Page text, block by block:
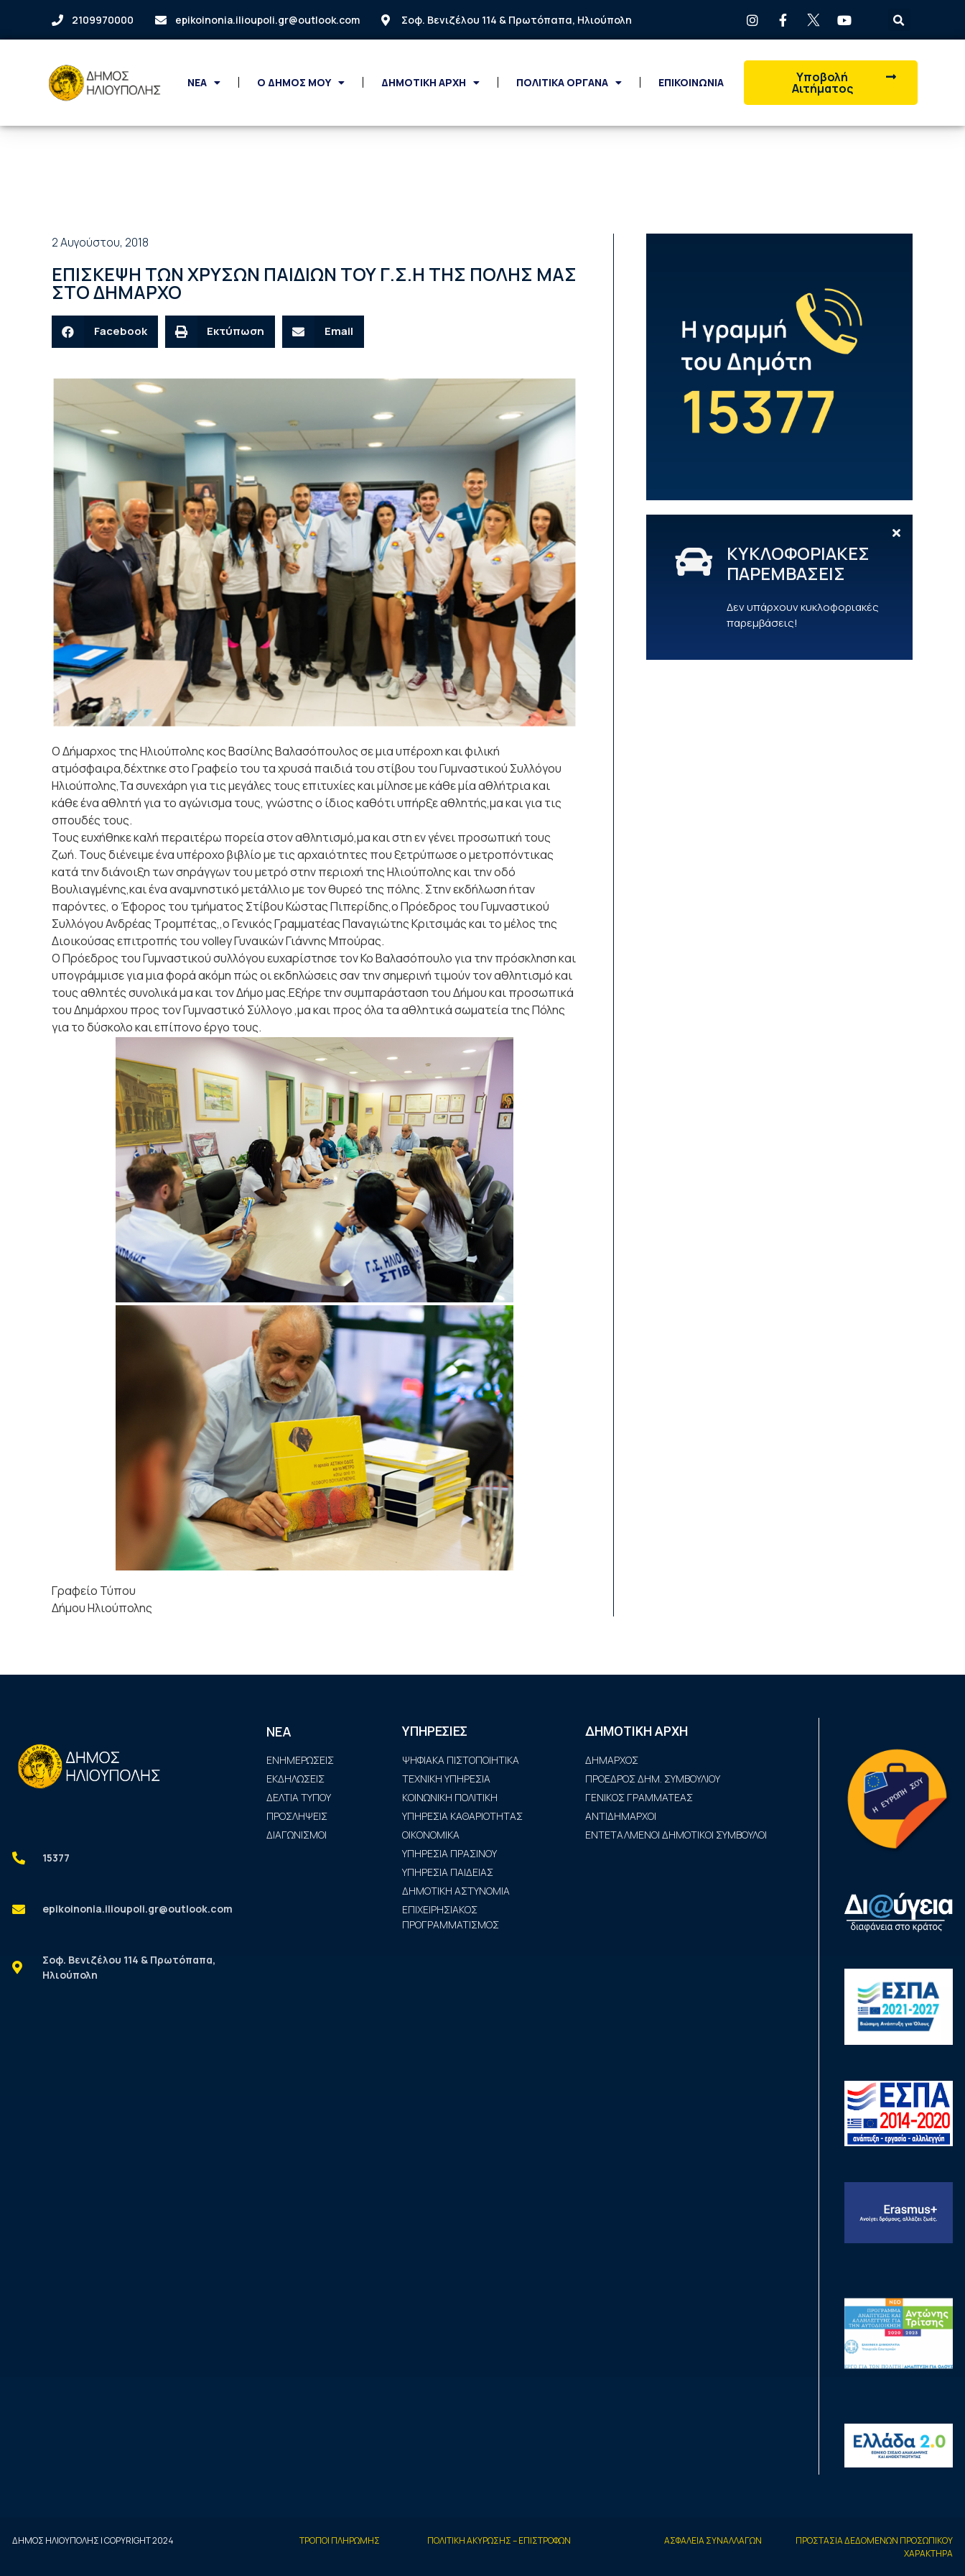
2109970000 epikoinonia.ilioupoli.gr@outlook.com Σοφ. Βενιζέλου 114 & Πρωτόπαπα, Ηλιούπολη
ΝΕΑ Ο ΔΗΜΟΣ ΜΟΥ ΔΗΜΟΤΙΚΗ ΑΡΧΗ ΠΟΛΙΤΙΚΑ ΟΡΓΑΝΑ ΕΠΙΚΟΙΝΩΝΙΑ Υποβολή
Αιτήματος
2 Αυγούστου, 2018
ΕΠΙΣΚΕΨΗ ΤΩΝ ΧΡΥΣΩΝ ΠΑΙΔΙΩΝ ΤΟΥ Γ.Σ.Η ΤΗΣ ΠΟΛΗΣ ΜΑΣ
ΣΤΟ ΔΗΜΑΡΧΟ
Facebook Εκτύπωση Email
Ο Δήμαρχος της Ηλιούπολης κος Βασίλης Βαλασόπουλος σε μια υπέροχη και φιλική
ατμόσφαιρα,δέχτηκε στο Γραφείο του τα χρυσά παιδιά του στίβου του Γυμναστικού Συλλόγου
Ηλιούπολης,Τα συνεχάρη για τις μεγάλες τους επιτυχίες και μίλησε με κάθε μία αθλήτρια και
κάθε ένα αθλητή για το αγώνισμα τους, γνώστης ο ίδιος καθότι υπήρξε αθλητής,μα και για τις
σπουδές τους.
Τους ευχήθηκε καλή περαιτέρω πορεία στον αθλητισμό,μα και στη εν γένει προσωπική τους
ζωή. Τους διένειμε ένα υπέροχο βιβλίο με τις αρχαιότητες που ξετρύπωσε ο μετροπόντικας
κατά την διάνοιξη των σηράγγων του μετρό στην περιοχή της Ηλιούπολης και την οδό
Βουλιαγμένης,και ένα αναμνηστικό μετάλλιο με τον θυρεό της πόλης. Στην εκδήλωση ήταν
παρόντες, ο Έφορος του τμήματος Στίβου Κώστας Πιπερίδης,ο Πρόεδρος του Γυμναστικού
Συλλόγου Ανδρέας Τρομπέτας,,ο Γενικός Γραμματέας Παναγιώτης Κριτσιμάς και το μέλος της
Διοικούσας επιτροπής του volley Γυναικών Γιάννης Μπούρας.
Ο Πρόεδρος του Γυμναστικού συλλόγου ευχαρίστησε τον Κο Βαλασόπουλο για την πρόσκληση και
υπογράμμισε για μια φορά ακόμη πώς οι εκδηλώσεις σαν την σημερινή τιμούν τον αθλητισμό και
τους αθλητές συνολικά μα και τον Δήμο μας.Εξήρε την συμπαράσταση του Δήμου και προσωπικά
του Δημάρχου προς τον Γυμναστικό Σύλλογο ,μα και προς όλα τα αθλητικά σωματεία της Πόλης
για το δύσκολο και επίπονο έργο τους.
Γραφείο Τύπου
Δήμου Ηλιούπολης
ΚΥΚΛΟΦΟΡΙΑΚΕΣ
ΠΑΡΕΜΒΑΣΕΙΣ
Δεν υπάρχουν κυκλοφοριακές
παρεμβάσεις!
15377
epikoinonia.ilioupoli.gr@outlook.com
Σοφ. Βενιζέλου 114 & Πρωτόπαπα,
Ηλιούπολη
ΝΕΑ
ΕΝΗΜΕΡΩΣΕΙΣ
ΕΚΔΗΛΩΣΕΙΣ
ΔΕΛΤΙΑ ΤΥΠΟΥ
ΠΡΟΣΛΗΨΕΙΣ
ΔΙΑΓΩΝΙΣΜΟΙ
ΥΠΗΡΕΣΙΕΣ
ΨΗΦΙΑΚΑ ΠΙΣΤΟΠΟΙΗΤΙΚΑ
ΤΕΧΝΙΚΗ ΥΠΗΡΕΣΙΑ
ΚΟΙΝΩΝΙΚΗ ΠΟΛΙΤΙΚΗ
ΥΠΗΡΕΣΙΑ ΚΑΘΑΡΙΟΤΗΤΑΣ
ΟΙΚΟΝΟΜΙΚΑ
ΥΠΗΡΕΣΙΑ ΠΡΑΣΙΝΟΥ
ΥΠΗΡΕΣΙΑ ΠΑΙΔΕΙΑΣ
ΔΗΜΟΤΙΚΗ ΑΣΤΥΝΟΜΙΑ
ΕΠΙΧΕΙΡΗΣΙΑΚΟΣ
ΠΡΟΓΡΑΜΜΑΤΙΣΜΟΣ
ΔΗΜΟΤΙΚΗ ΑΡΧΗ
ΔΗΜΑΡΧΟΣ
ΠΡΟΕΔΡΟΣ ΔΗΜ. ΣΥΜΒΟΥΛΙΟΥ
ΓΕΝΙΚΟΣ ΓΡΑΜΜΑΤΕΑΣ
ΑΝΤΙΔΗΜΑΡΧΟΙ
ΕΝΤΕΤΑΛΜΕΝΟΙ ΔΗΜΟΤΙΚΟΙ ΣΥΜΒΟΥΛΟΙ
ΔΗΜΟΣ ΗΛΙΟΥΠΟΛΗΣ | COPYRIGHT 2024 ΤΡΟΠΟΙ ΠΛΗΡΩΜΗΣ ΠΟΛΙΤΙΚΗ ΑΚΥΡΩΣΗΣ – ΕΠΙΣΤΡΟΦΩΝ ΑΣΦΑΛΕΙΑ ΣΥΝΑΛΛΑΓΩΝ
ΠΡΟΣΤΑΣΙΑ ΔΕΔΟΜΕΝΩΝ ΠΡΟΣΩΠΙΚΟΥ
ΧΑΡΑΚΤΗΡΑ